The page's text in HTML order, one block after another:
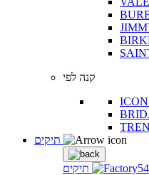
קנה לפי
תיקים